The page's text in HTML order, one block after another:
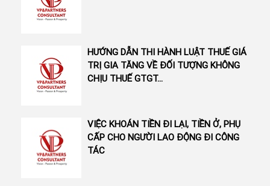
HƯỚNG DẪN THI HÀNH LUẬT THUẾ GIÁ
TRỊ GIA TĂNG VỀ ĐỐI TƯỢNG KHÔNG
CHỊU THUẾ GTGT...
VIỆC KHOÁN TIỀN ĐI LẠI, TIỀN Ở, PHỤ
CẤP CHO NGƯỜI LAO ĐỘNG ĐI CÔNG
TÁC